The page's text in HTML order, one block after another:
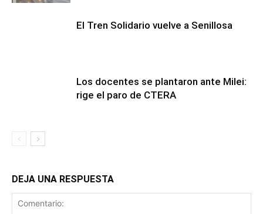
El Tren Solidario vuelve a Senillosa
Los docentes se plantaron ante Milei:
rige el paro de CTERA
DEJA UNA RESPUESTA